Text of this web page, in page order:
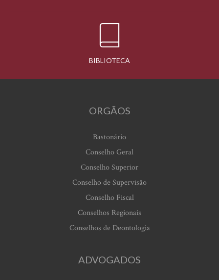
BIBLIOTECA
ORGÃOS
Bastonário
Conselho Geral
Conselho Superior
Conselho de Supervisão
Conselho Fiscal
Conselhos Regionais
Conselhos de Deontologia
ADVOGADOS